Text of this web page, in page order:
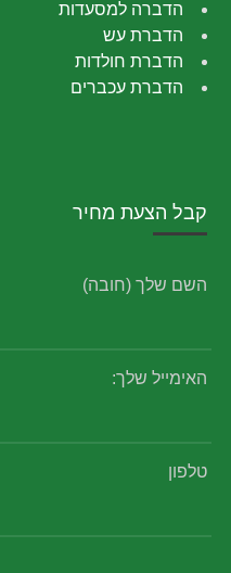
הדברה למסעדות
הדברת עש
הדברת חולדות
הדברת עכברים
קבל הצעת מחיר
השם שלך (חובה)
האימייל שלך:
טלפון